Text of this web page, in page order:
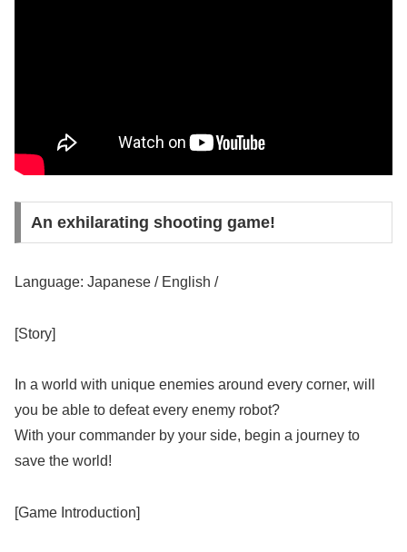
An exhilarating shooting game!
Language: Japanese / English /
[Story]
In a world with unique enemies around every corner, will
you be able to defeat every enemy robot?
With your commander by your side, begin a journey to
save the world!
[Game Introduction]